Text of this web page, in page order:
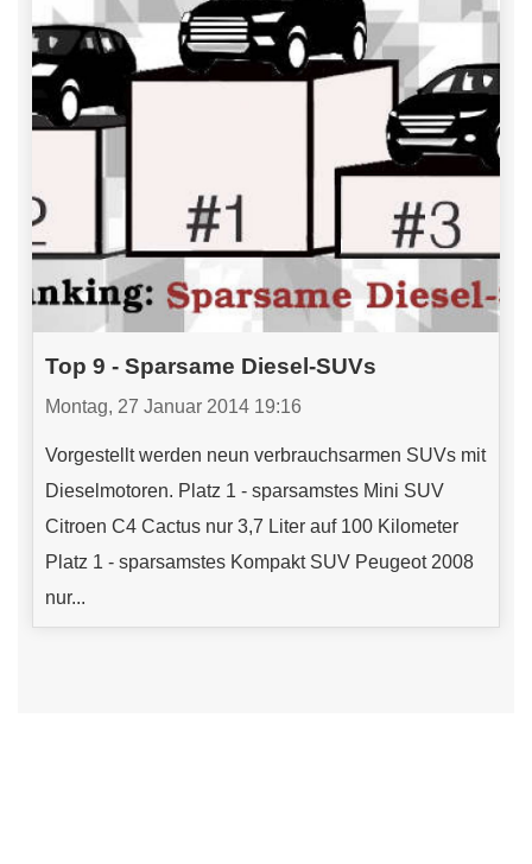
Top 9 - Sparsame Diesel-SUVs
Montag, 27 Januar 2014 19:16
Vorgestellt werden neun verbrauchsarmen SUVs mit
Dieselmotoren. Platz 1 - sparsamstes Mini SUV
Citroen C4 Cactus nur 3,7 Liter auf 100 Kilometer
Platz 1 - sparsamstes Kompakt SUV Peugeot 2008
nur...